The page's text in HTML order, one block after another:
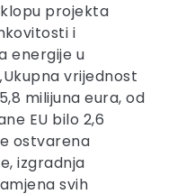
projekta
i
energije u
vrijednost
milijuna eura, od
EU bilo 2,6
ostvarena
izgradnja
svih